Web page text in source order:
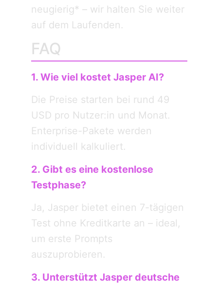
neugierig* – wir halten Sie weiter
auf dem Laufenden.
FAQ
1. Wie viel kostet Jasper AI?
Die Preise starten bei rund 49
USD pro Nutzer:in und Monat.
Enterprise-Pakete werden
individuell kalkuliert.
2. Gibt es eine kostenlose
Testphase?
Ja, Jasper bietet einen 7-tägigen
Test ohne Kreditkarte an – ideal,
um erste Prompts
auszuprobieren.
3. Unterstützt Jasper deutsche